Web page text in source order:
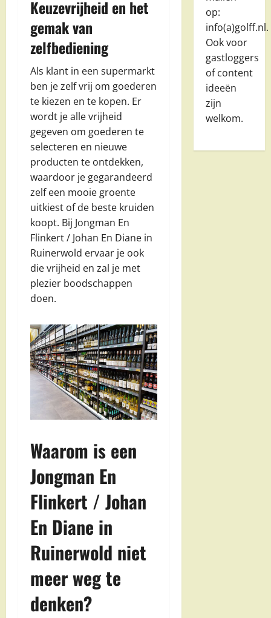
Keuzevrijheid en het
gemak van
zelfbediening
Als klant in een supermarkt
ben je zelf vrij om goederen
te kiezen en te kopen. Er
wordt je alle vrijheid
gegeven om goederen te
selecteren en nieuwe
producten te ontdekken,
waardoor je gegarandeerd
zelf een mooie groente
uitkiest of de beste kruiden
koopt. Bij Jongman En
Flinkert / Johan En Diane in
Ruinerwold ervaar je ook
die vrijheid en zal je met
plezier boodschappen
doen.
Waarom is een
Jongman En
Flinkert / Johan
En Diane in
Ruinerwold niet
meer weg te
denken?
op:
info(a)golff.nl.
Ook voor
gastloggers
of content
ideeën
zijn
welkom.